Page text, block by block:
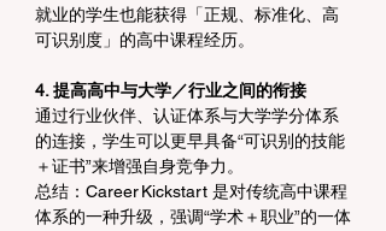
就业的学生也能获得「正规、标准化、高
可识别度」的高中课程经历。
4. 提高高中与大学／行业之间的衔接
通过行业伙伴、认证体系与大学学分体系
的连接，学生可以更早具备“可识别的技能
＋证书”来增强自身竞争力。
总结：Career Kickstart 是对传统高中课程
体系的一种升级，强调“学术＋职业”的一体